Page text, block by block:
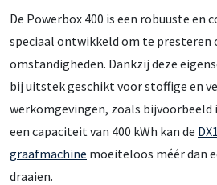
De Powerbox 400 is een robuuste en
speciaal ontwikkeld om te presteren
omstandigheden. Dankzij deze
bij uitstek geschikt voor stoffige en
werkomgevingen, zoals bijvoorbeeld
een capaciteit van 400 kWh kan de
graafmachine moeiteloos méér dan
draaien.